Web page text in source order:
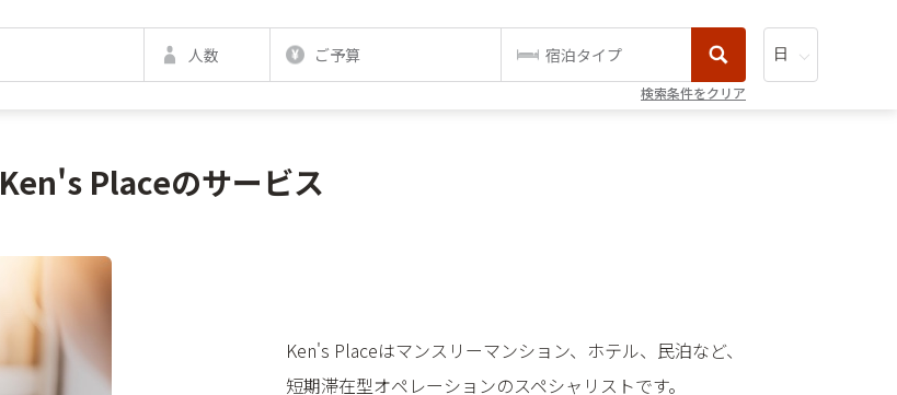
人数 ご予算 宿泊タイプ
検索条件をクリア
Ken's Placeのサービス
Ken's Placeはマンスリーマンション、ホテル、民泊など、
短期滞在型オペレーションのスペシャリストです。